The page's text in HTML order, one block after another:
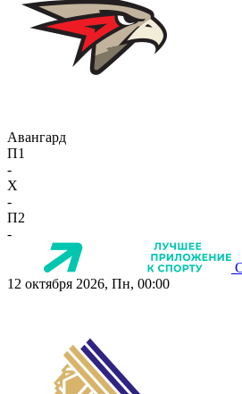
Авангард
П1
-
X
-
П2
-
12 октября 2026, Пн, 00:00